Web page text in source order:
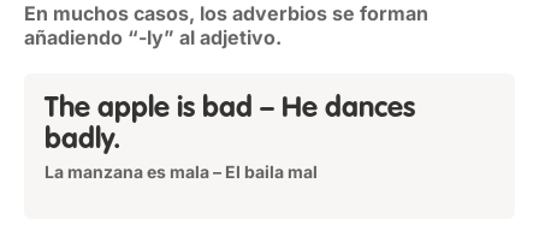
En muchos casos, los adverbios se forman
añadiendo “-ly” al adjetivo.
The apple is bad – He dances
badly.
La manzana es mala – El baila mal